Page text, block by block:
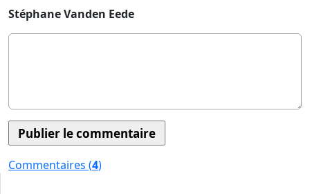
Stéphane Vanden Eede
Commentaires (4)